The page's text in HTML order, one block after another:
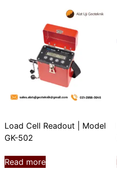
Load Cell Readout | Model
GK-502
Read more